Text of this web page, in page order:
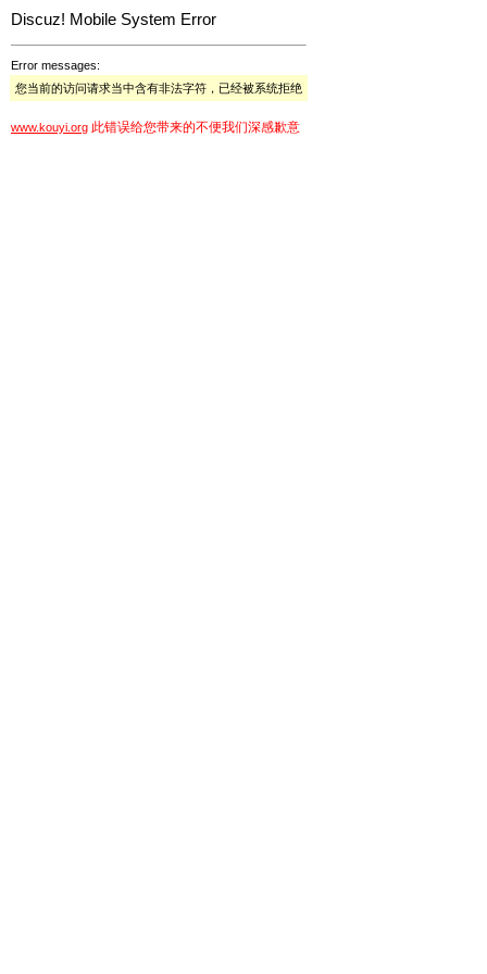
Discuz! Mobile System Error
Error messages:
您当前的访问请求当中含有非法字符，已经被系统拒绝
www.kouyi.org 此错误给您带来的不便我们深感歉意